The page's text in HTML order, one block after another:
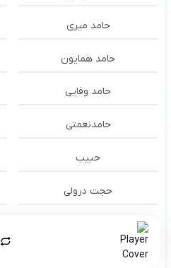
حامد میری
حامد همایون
حامد وفایی
حامدنعمتی
حبیب
حجت درولی
حسام الدین موسوی و طهمورث